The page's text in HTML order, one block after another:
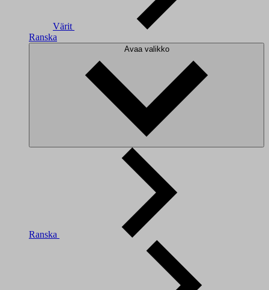
Värit
Ranska
Avaa valikko
Ranska